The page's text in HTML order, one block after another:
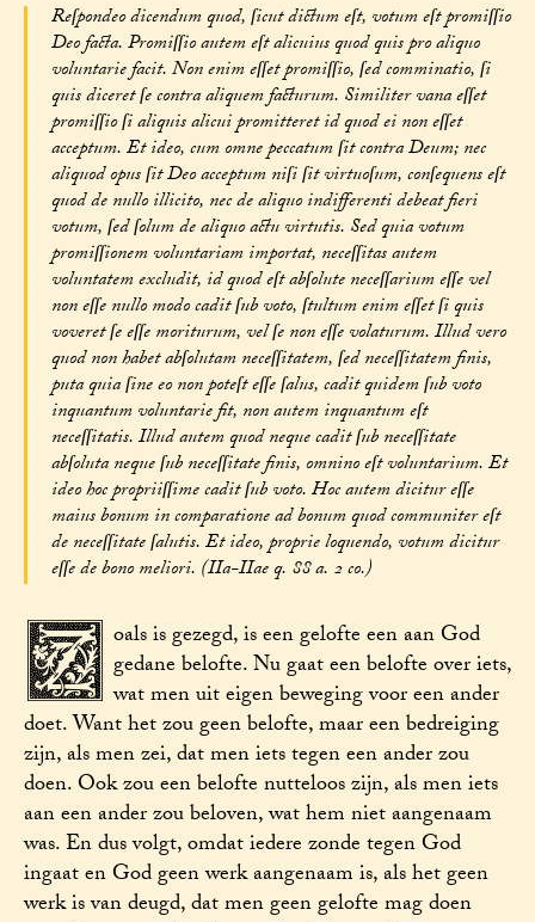
Reſpondeo dicendum quod, ſicut dictum eſt, votum eſt promiſſio
Deo facta. Promiſſio autem eſt alicuius quod quis pro aliquo
voluntarie facit. Non enim eſſet promiſſio, ſed comminatio, ſi
quis diceret ſe contra aliquem facturum. Similiter vana eſſet
promiſſio ſi aliquis alicui promitteret id quod ei non eſſet
acceptum. Et ideo, cum omne peccatum ſit contra Deum; nec
aliquod opus ſit Deo acceptum niſi ſit virtuoſum, conſequens eſt
quod de nullo illicito, nec de aliquo indifferenti debeat fieri
votum, ſed ſolum de aliquo actu virtutis. Sed quia votum
promiſſionem voluntariam importat, neceſſitas autem
voluntatem excludit, id quod eſt abſolute neceſſarium eſſe vel
non eſſe nullo modo cadit ſub voto, ſtultum enim eſſet ſi quis
voveret ſe eſſe moriturum, vel ſe non eſſe volaturum. Illud vero
quod non habet abſolutam neceſſitatem, ſed neceſſitatem finis,
puta quia ſine eo non poteſt eſſe ſalus, cadit quidem ſub voto
inquantum voluntarie fit, non autem inquantum eſt
neceſſitatis. Illud autem quod neque cadit ſub neceſſitate
abſoluta neque ſub neceſſitate finis, omnino eſt voluntarium. Et
ideo hoc propriiſſime cadit ſub voto. Hoc autem dicitur eſſe
maius bonum in comparatione ad bonum quod communiter eſt
de neceſſitate ſalutis. Et ideo, proprie loquendo, votum dicitur
eſſe de bono meliori. (IIa-IIae q. 88 a. 2 co.)
Z oals is gezegd, is een gelofte een aan God
gedane belofte. Nu gaat een belofte over iets,
wat men uit eigen beweging voor een ander
doet. Want het zou geen belofte, maar een bedreiging
zijn, als men zei, dat men iets tegen een ander zou
doen. Ook zou een belofte nutteloos zijn, als men iets
aan een ander zou beloven, wat hem niet aangenaam
was. En dus volgt, omdat iedere zonde tegen God
ingaat en God geen werk aangenaam is, als het geen
werk is van deugd, dat men geen gelofte mag doen